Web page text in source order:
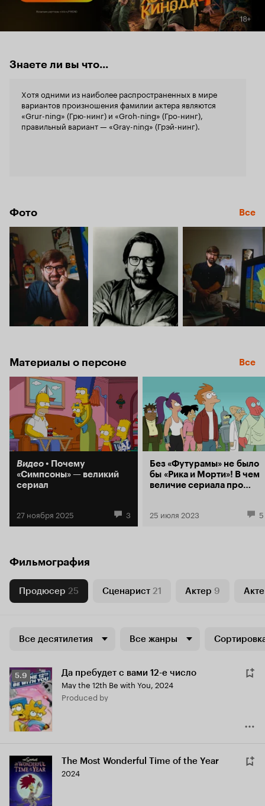
Знаете ли вы что...
Хотя одними из наиболее распространенных в мире
вариантов произношения фамилии актера являются
«Grur-ning» (Грю-нинг) и «Groh-ning» (Гро-нинг),
правильный вариант — «Gray-ning» (Грэй-нинг).
Фото Все
Материалы о персоне Все
Видео
Почему
«Симпсоны» — великий
сериал
27 ноября 2025 3
Без «Футурамы» не было
бы «Рика и Морти»! В чем
величие сериала про
25 июля 2023 5
Фильмография
Продюсер 25 Сценарист 21 Актер 9
Все десятилетия Все жанры
Рейтинг
Кинопоиска
5.9
5.9 Да пребудет с вами 12-е число
May the 12th Be with You, 2024
produced by
The Most Wonderful Time of the Year
2024